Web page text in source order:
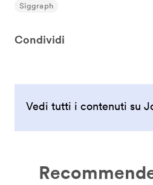
Siggraph
Condividi
Vedi tutti i contenuti su